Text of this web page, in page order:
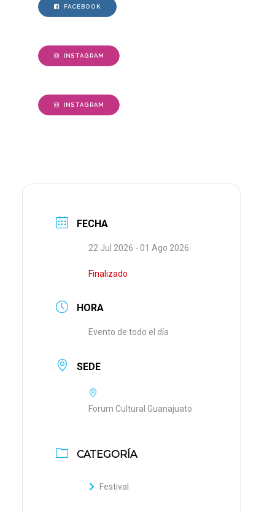
FACEBOOK
INSTAGRAM
INSTAGRAM
FECHA
22 Jul 2026 - 01 Ago 2026
Finalizado
HORA
Evento de todo el día
SEDE
Forum Cultural Guanajuato
CATEGORÍA
Festival